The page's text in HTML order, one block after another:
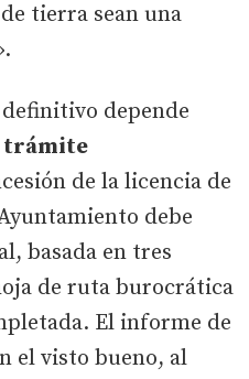
tierra sean una
depende
de la licencia de
debe
basada en tres
de ruta burocrática
El informe de
el visto bueno, al